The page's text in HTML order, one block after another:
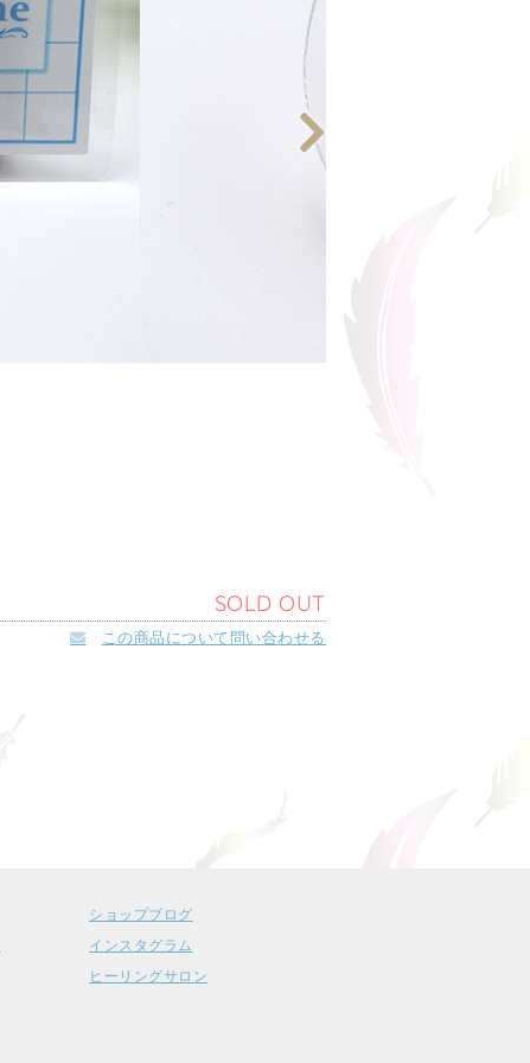
SOLD OUT
この商品について問い合わせる
ショップブログ
インスタグラム
ヒーリングサロン